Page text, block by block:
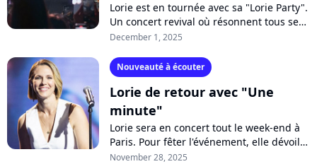
Lorie est en tournée avec sa "Lorie Party".
Un concert revival où résonnent tous ses
tubes, qui est passé pour trois soirs au
December 1, 2025
Nouveauté à écouter
Lorie de retour avec "Une
minute"
Lorie sera en concert tout le week-end à
Paris. Pour fêter l'événement, elle dévoile
la chanson inédite "Une minute", dédiée
November 28, 2025